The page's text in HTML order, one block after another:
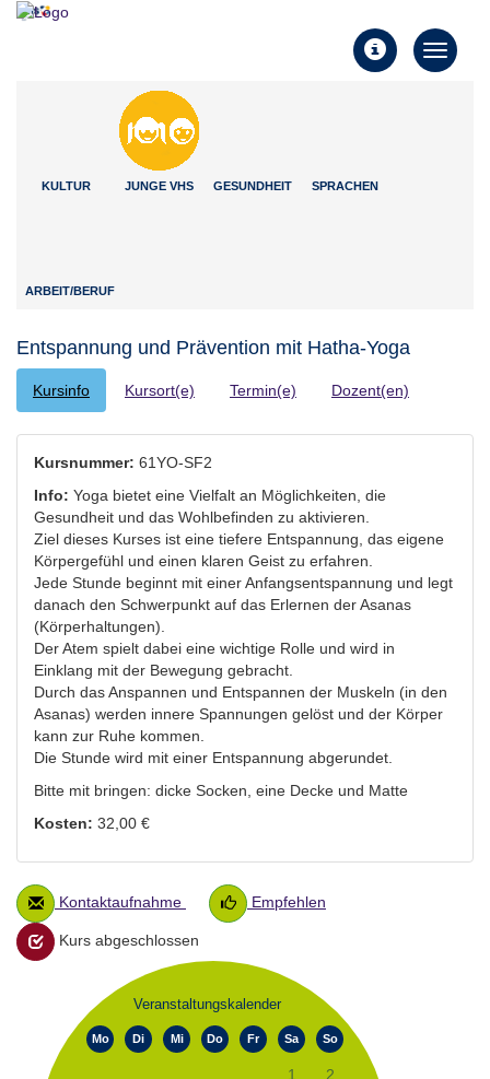
Toggle
Toggle
KULTUR JUNGE VHS GESUNDHEIT SPRACHEN
ARBEIT/BERUF
Entspannung und Prävention mit Hatha-Yoga
Kursinfo Kursort(e) Termin(e) Dozent(en)
Kursnummer: 61YO-SF2
Info: Yoga bietet eine Vielfalt an Möglichkeiten, die
Gesundheit und das Wohlbefinden zu aktivieren.
Ziel dieses Kurses ist eine tiefere Entspannung, das eigene
Körpergefühl und einen klaren Geist zu erfahren.
Jede Stunde beginnt mit einer Anfangsentspannung und legt
danach den Schwerpunkt auf das Erlernen der Asanas
(Körperhaltungen).
Der Atem spielt dabei eine wichtige Rolle und wird in
Einklang mit der Bewegung gebracht.
Durch das Anspannen und Entspannen der Muskeln (in den
Asanas) werden innere Spannungen gelöst und der Körper
kann zur Ruhe kommen.
Die Stunde wird mit einer Entspannung abgerundet.
Bitte mit bringen: dicke Socken, eine Decke und Matte
Kosten: 32,00 €
Kontaktaufnahme Empfehlen
Kurs abgeschlossen
Veranstaltungskalender
Mo Di Mi Do Fr Sa So
1
2